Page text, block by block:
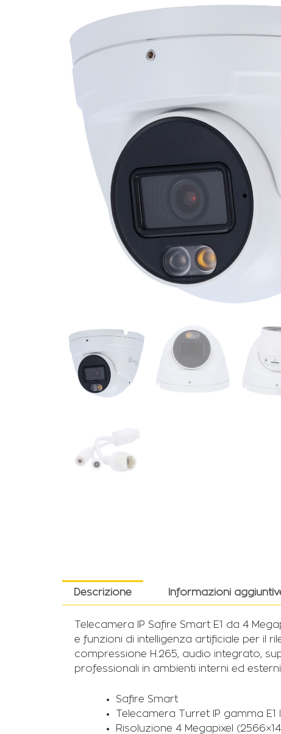
Descrizione Informazioni
Telecamera IP Safire Smart E1 da 4
e funzioni di intelligenza artificiale per il
compressione H.265, audio integrato,
professionali in ambienti interni ed esterni.
Safire Smart
Telecamera Turret IP gamma
Risoluzione 4 Megapixel